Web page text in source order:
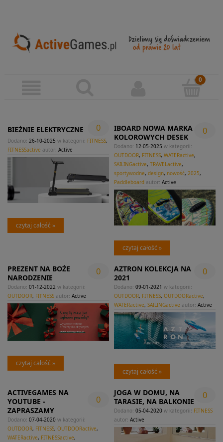
BIEŻNIE ELEKTRYCZNE 0
Dodano: 26-10-2025 w kategorii: FITNESS,
FITNESSactive autor: Active
czytaj całość »
IBOARD NOWA MARKA
KOLOROWYCH DESEK
0
Dodano: 12-05-2025 w kategorii:
OUTDOOR, FITNESS, WATERactive,
SAILINGactive, TRAVELactive,
sportywodne, design, nowość, 2025,
Paddleboard autor: Active
czytaj całość »
PREZENT NA BOŻE
NARODZENIE
0
Dodano: 01-12-2022 w kategorii:
OUTDOOR, FITNESS autor: Active
czytaj całość »
AZTRON KOLEKCJA NA
2021
0
Dodano: 09-01-2021 w kategorii:
OUTDOOR, FITNESS, OUTDOORactive,
WATERactive, SAILINGactive autor: Active
czytaj całość »
ACTIVEGAMES NA
YOUTUBE -
ZAPRASZAMY
0
Dodano: 07-04-2020 w kategorii:
OUTDOOR, FITNESS, OUTDOORactive,
WATERactive, FITNESSactive,
JOGA W DOMU, NA
TARASIE, NA BALKONIE
0
Dodano: 05-04-2020 w kategorii: FITNESS
autor: Active